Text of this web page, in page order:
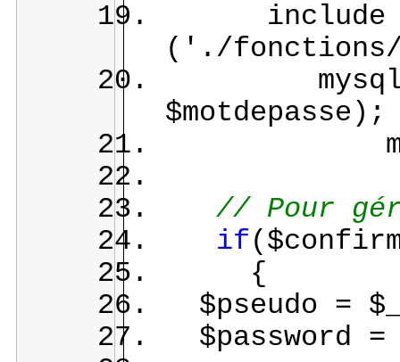
include
('./
$motdepasse);
// Pour
if
{
$pseudo =
$password =